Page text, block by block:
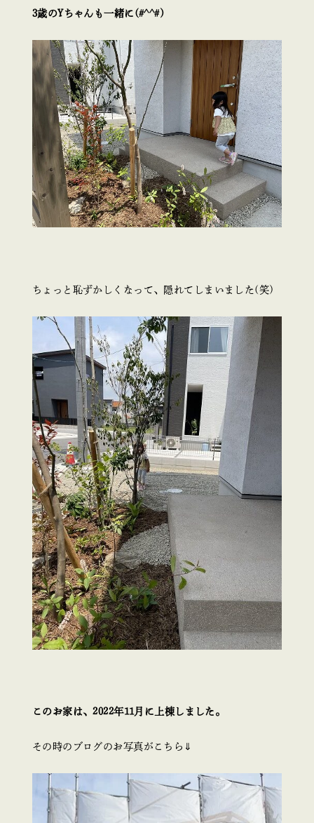
3歳のYちゃんも一緒に(#^^#)
ちょっと恥ずかしくなって、隠れてしまいました(笑)
このお家は、2022年11月に上棟しました。
その時のブログのお写真がこちら⇓